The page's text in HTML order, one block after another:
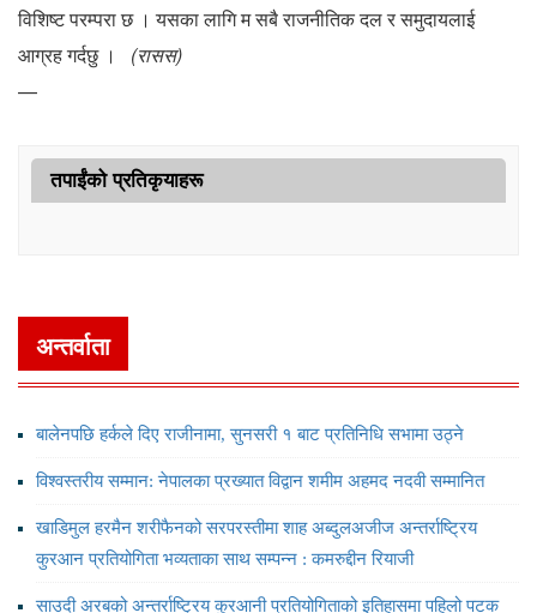
विशिष्ट परम्परा छ । यसका लागि म सबै राजनीतिक दल र समुदायलाई
आग्रह गर्दछु । (रासस)
—
तपाईंको प्रतिकृयाहरू
अन्तर्वाता
बालेनपछि हर्कले दिए राजीनामा, सुनसरी १ बाट प्रतिनिधि सभामा उठ्ने
विश्वस्तरीय सम्मान: नेपालका प्रख्यात विद्वान शमीम अहमद नदवी सम्मानित
खाडिमुल हरमैन शरीफैनको सरपरस्तीमा शाह अब्दुलअजीज अन्तर्राष्ट्रिय
कुरआन प्रतियोगिता भव्यताका साथ सम्पन्न : कमरुद्दीन रियाजी
साउदी अरबको अन्तर्राष्ट्रिय कुरआनी प्रतियोगिताको इतिहासमा पहिलो पटक